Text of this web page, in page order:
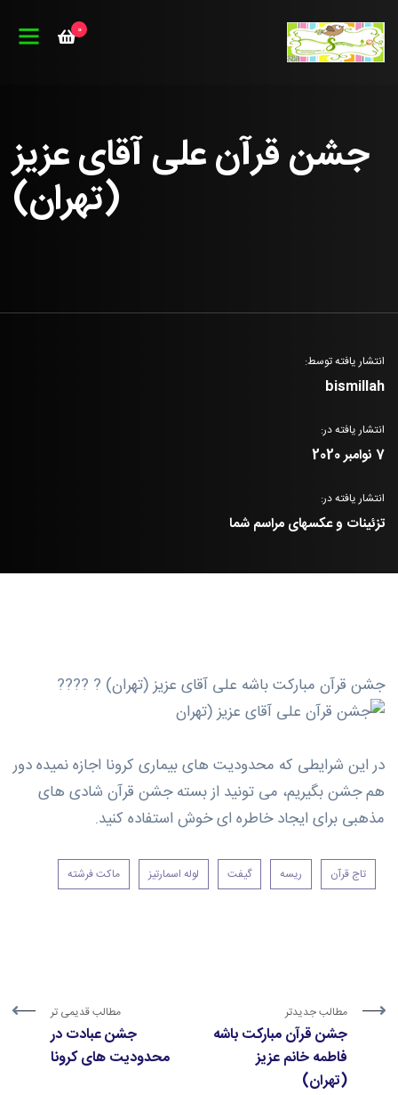
0
جشن قرآن علی آقای عزیز
(تهران)
انتشار یافته توسط:
bismillah
انتشار یافته در:
7 نوامبر 2020
انتشار یافته در:
تزئینات و عکسهای مراسم شما
جشن قرآن مبارکت باشه علی آقای عزیز (تهران) ? ????
در این شرایطی که محدودیت های بیماری کرونا اجازه نمیده دور
هم جشن بگیریم، می تونید از بسته جشن قرآن شادی های
مذهبی برای ایجاد خاطره ای خوش استفاده کنید.
تاج قرآن ریسه گیفت لوله اسمارتیز ماکت فرشته
مطالب قدیمی تر
جشن عبادت در
محدودیت های کرونا
مطالب جدیدتر
جشن قرآن مبارکت باشه
فاطمه خانم عزیز
(تهران)